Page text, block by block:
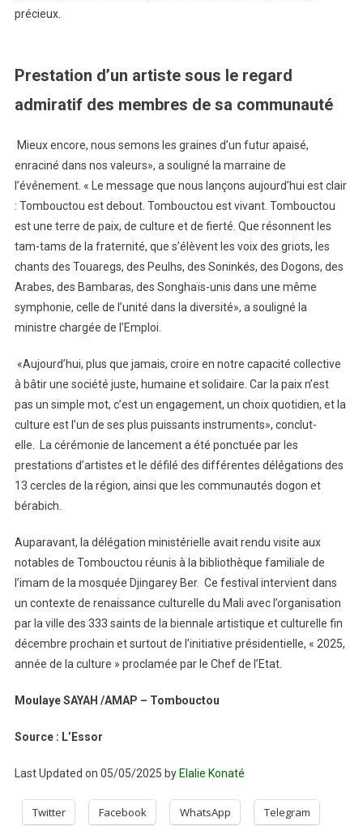
précieux.
Prestation d’un artiste sous le regard
admiratif des membres de sa communauté
Mieux encore, nous semons les graines d’un futur apaisé,
enraciné dans nos valeurs», a souligné la marraine de
l’événement. « Le message que nous lançons aujourd’hui est clair
: Tombouctou est debout. Tombouctou est vivant. Tombouctou
est une terre de paix, de culture et de fierté. Que résonnent les
tam-tams de la fraternité, que s’élèvent les voix des griots, les
chants des Touaregs, des Peulhs, des Soninkés, des Dogons, des
Arabes, des Bambaras, des Songhaïs-unis dans une même
symphonie, celle de l’unité dans la diversité», a souligné la
ministre chargée de l’Emploi.
«Aujourd’hui, plus que jamais, croire en notre capacité collective
à bâtir une société juste, humaine et solidaire. Car la paix n’est
pas un simple mot, c’est un engagement, un choix quotidien, et la
culture est l’un de ses plus puissants instruments», conclut-
elle. La cérémonie de lancement a été ponctuée par les
prestations d’artistes et le défilé des différentes délégations des
13 cercles de la région, ainsi que les communautés dogon et
bérabich.
Auparavant, la délégation ministérielle avait rendu visite aux
notables de Tombouctou réunis à la bibliothèque familiale de
l’imam de la mosquée Djingarey Ber. Ce festival intervient dans
un contexte de renaissance culturelle du Mali avec l’organisation
par la ville des 333 saints de la biennale artistique et culturelle fin
décembre prochain et surtout de l’initiative présidentielle, « 2025,
année de la culture » proclamée par le Chef de l’Etat.
Moulaye SAYAH /AMAP – Tombouctou
Source : L’Essor
Last Updated on 05/05/2025 by Elalie Konaté
Twitter Facebook WhatsApp Telegram